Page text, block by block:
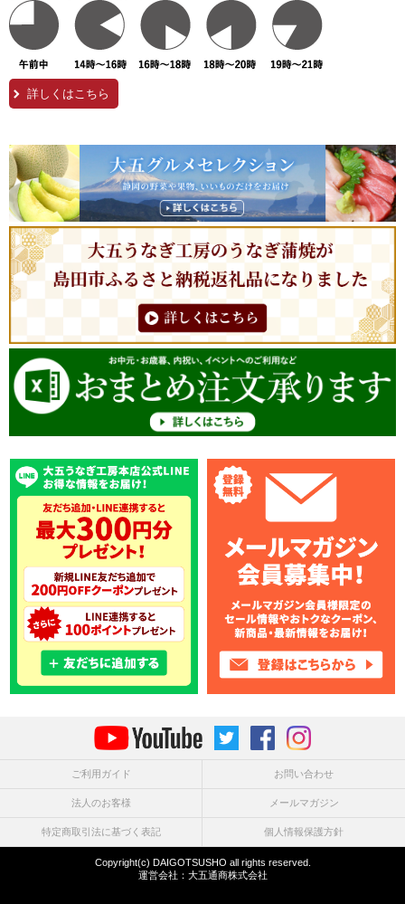
詳しくはこちら
ご利用ガイド お問い合わせ
法人のお客様 メールマガジン
特定商取引法に基づく表記 個人情報保護方針
Copyright(c) DAIGOTSUSHO all rights reserved.
運営会社： 大五通商株式会社